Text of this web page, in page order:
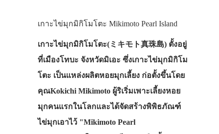
เกาะไข่มุกมิกิโมโตะ Mikimoto Pearl Island
เกาะไข่มุกมิกิโมโตะ(ミキモト真珠島) ตั้งอยู่
ที่เมืองโทบะ จังหวัดมิเอะ ซึ่งเกาะไข่มุกมิกิโม
โตะ เป็นแหล่งผลิตหอยมุกเลี้ยง ก่อตั้งขึ้นโดย
คุณKokichi Mikimoto ผู้ริเริ่มเพาะเลี้ยงหอย
มุกคนแรกในโลกและได้จัดสร้างพิพิธภัณฑ์
ไข่มุกเอาไว้ "Mikimoto Pearl